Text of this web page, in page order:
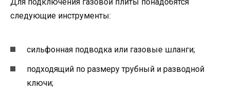
Для подключения газовой плиты понадобятся
следующие инструменты:
сильфонная подводка или газовые шланги;
подходящий по размеру трубный и разводной
ключи;